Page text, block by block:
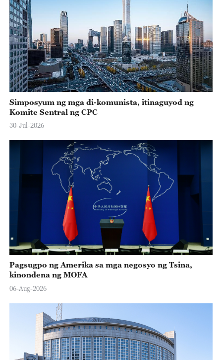
Simposyum ng mga di-komunista, itinaguyod ng
Komite Sentral ng CPC
30-Jul-2026
Pagsugpo ng Amerika sa mga negosyo ng Tsina,
kinondena ng MOFA
06-Aug-2026